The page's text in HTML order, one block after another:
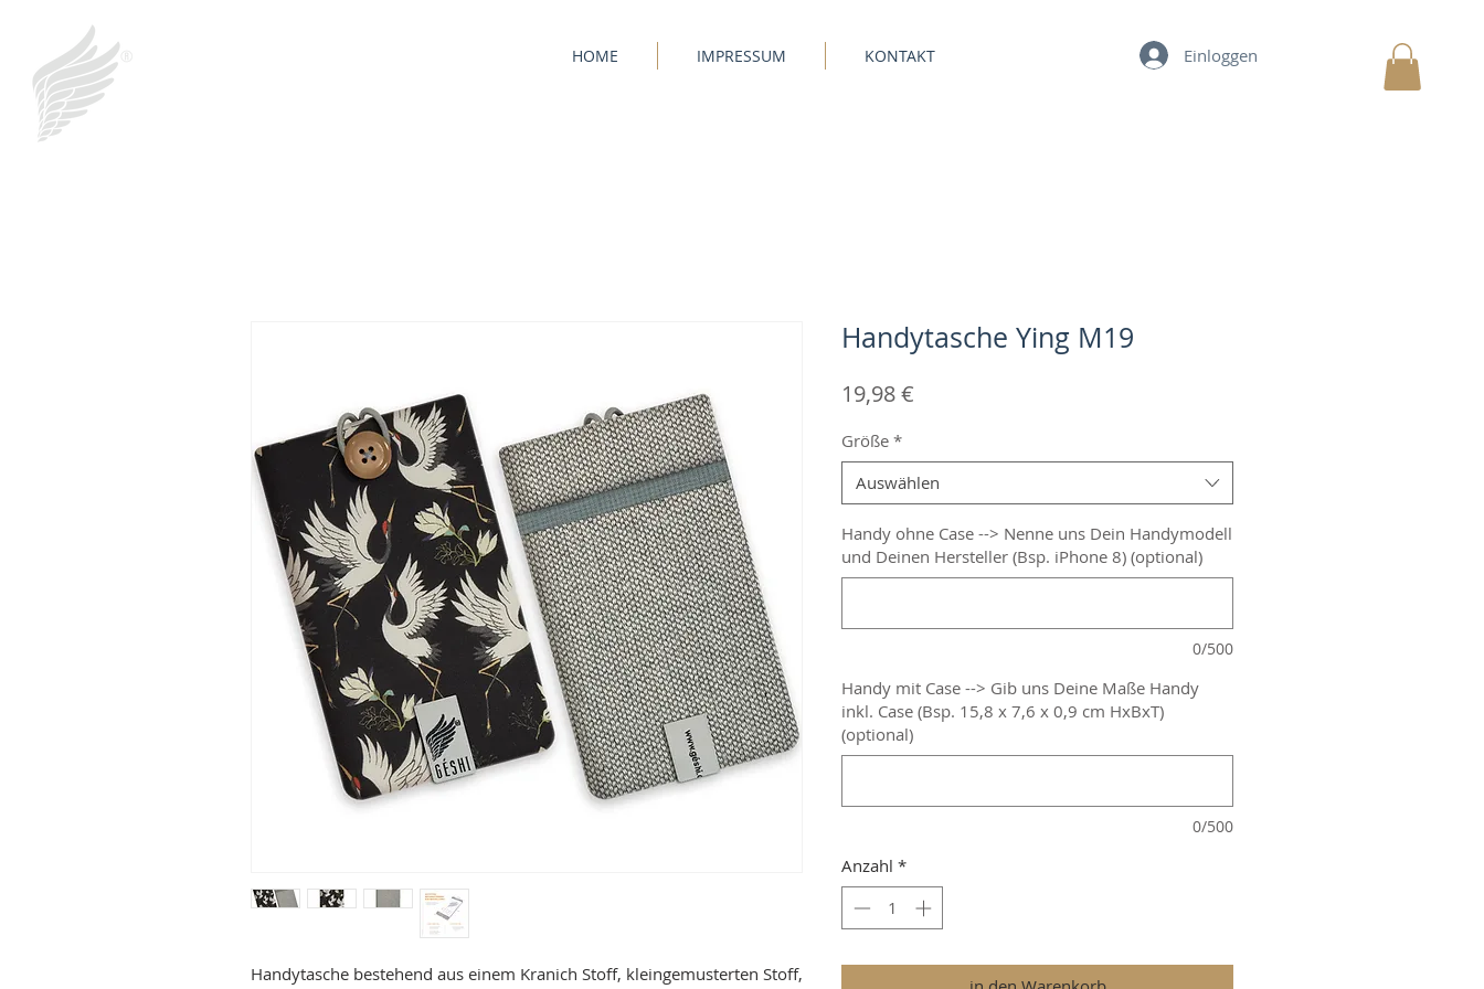
HOME IMPRESSUM KONTAKT Einloggen
Handytasche bestehend aus einem Kranich Stoff, kleingemusterten Stoff,
Handytasche Ying M19
19,98 €
Größe *
Auswählen
Handy ohne Case --> Nenne uns Dein Handymodell
und Deinen Hersteller (Bsp. iPhone 8) (optional)
0/500
Handy mit Case --> Gib uns Deine Maße Handy
inkl. Case (Bsp. 15,8 x 7,6 x 0,9 cm HxBxT)
(optional)
0/500
Anzahl *